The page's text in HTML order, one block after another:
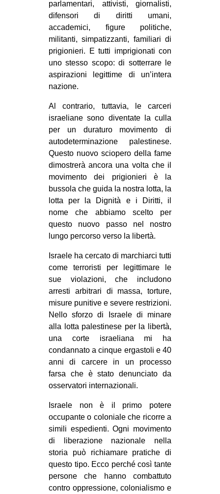
parlamentari, attivisti, giornalisti,
difensori di diritti umani,
accademici, figure politiche,
militanti, simpatizzanti, familiari di
prigionieri. E tutti imprigionati con
uno stesso scopo: di sotterrare le
aspirazioni legittime di un’intera
nazione.
Al contrario, tuttavia, le carceri
israeliane sono diventate la culla
per un duraturo movimento di
autodeterminazione palestinese.
Questo nuovo sciopero della fame
dimostrerà ancora una volta che il
movimento dei prigionieri è la
bussola che guida la nostra lotta, la
lotta per la Dignità e i Diritti, il
nome che abbiamo scelto per
questo nuovo passo nel nostro
lungo percorso verso la libertà.
Israele ha cercato di marchiarci tutti
come terroristi per legittimare le
sue violazioni, che includono
arresti arbitrari di massa, torture,
misure punitive e severe restrizioni.
Nello sforzo di Israele di minare
alla lotta palestinese per la libertà,
una corte israeliana mi ha
condannato a cinque ergastoli e 40
anni di carcere in un processo
farsa che è stato denunciato da
osservatori internazionali.
Israele non è il primo potere
occupante o coloniale che ricorre a
simili espedienti. Ogni movimento
di liberazione nazionale nella
storia può richiamare pratiche di
questo tipo. Ecco perché così tante
persone che hanno combattuto
contro oppressione, colonialismo e